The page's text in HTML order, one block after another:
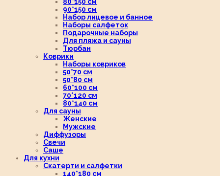
90*150 см
Набор лицевое и банное
Наборы салфеток
Подарочные наборы
Для пляжа и сауны
Тюрбан
Коврики
Наборы ковриков
50*70 см
50*80 см
60*100 см
70*120 см
80*140 см
Для сауны
Женские
Мужские
Диффузоры
Свечи
Саше
Для кухни
Скатерти и салфетки
140*180 см